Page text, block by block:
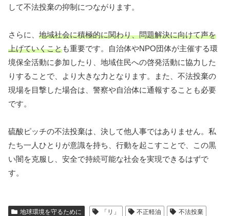
して不法投棄の抑制につながります。
さらに、 地域社会に積極的に関わり、問題解決に向けて声を
上げていくことも重要です。自治体やNPO団体が主催する環
境保全活動に参加したり、地域住民への啓発活動に協力した
りすることで、より大きな力となります。また、不法投棄の
現場を目撃した場合は、警察や自治体に通報することも必要
です。
硫酸ピッチの不法投棄は、決して他人事ではありません。私
たち一人ひとりが意識を持ち、行動を起こすことで、この黒
い闇を克服し、安全で持続可能な社会を実現できるはずで
す。
地球環境を守るために 「リ」 不正軽油
不法投棄